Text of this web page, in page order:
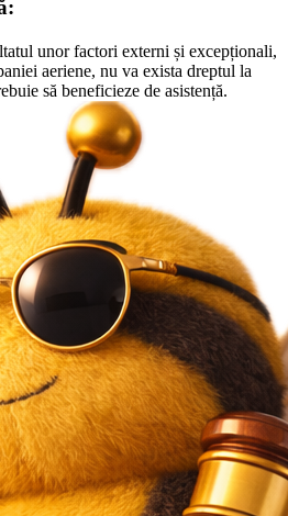
unor factori externi și excepționali,
aeriene, nu va exista dreptul la
să beneficieze de asistență.